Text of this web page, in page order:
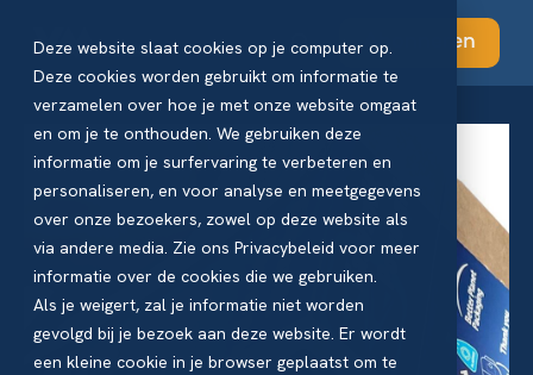
Deze website slaat cookies op je computer op.
Deze cookies worden gebruikt om informatie te
verzamelen over hoe je met onze website omgaat
en om je te onthouden. We gebruiken deze
informatie om je surfervaring te verbeteren en
personaliseren, en voor analyse en meetgegevens
over onze bezoekers, zowel op deze website als
via andere media. Zie ons Privacybeleid voor meer
informatie over de cookies die we gebruiken.
Als je weigert, zal je informatie niet worden
gevolgd bij je bezoek aan deze website. Er wordt
een kleine cookie in je browser geplaatst om te
Abonneren